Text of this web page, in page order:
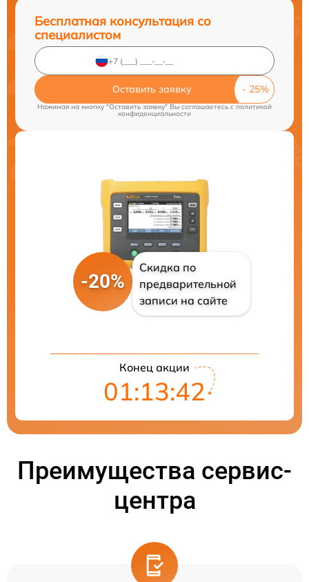
Бесплатная консультация со
специалистом
Оставить заявку
Нажимая на кнопку "Оставить заявку" Вы соглашаетесь cполитикой
конфиденциальности
-20%
Скидка по
предварительной
записи на сайте
Конец акции
01:13:41
Преимущества сервис-
центра